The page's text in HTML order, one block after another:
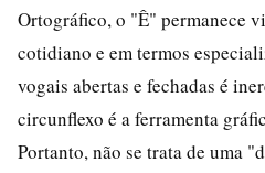
Ortográfico, o "Ê" permanece
cotidiano e em termos
vogais abertas e fechadas é
circunflexo é a ferramenta
Portanto, não se trata de uma